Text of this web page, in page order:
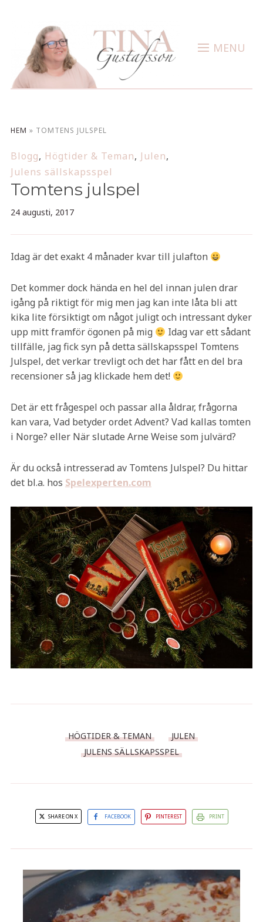
MENU
HEM » TOMTENS JULSPEL
Blogg, Högtider & Teman, Julen,
Julens sällskapsspel
Tomtens julspel
24 augusti, 2017
Idag är det exakt 4 månader kvar till julafton
Det kommer dock hända en hel del innan julen drar
igång på riktigt för mig men jag kan inte låta bli att
kika lite försiktigt om något juligt och intressant dyker
upp mitt framför ögonen på mig
Idag var ett sådant
tillfälle, jag fick syn på detta sällskapsspel Tomtens
Julspel, det verkar trevligt och det har fått en del bra
recensioner så jag klickade hem det!
Det är ett frågespel och passar alla åldrar, frågorna
kan vara, Vad betyder ordet Advent? Vad kallas tomten
i Norge? eller När slutade Arne Weise som julvärd?
Är du också intresserad av Tomtens Julspel? Du hittar
det bl.a. hos Spelexperten.com
HÖGTIDER & TEMAN
JULEN
JULENS SÄLLSKAPSSPEL
SHARE ON X FACEBOOK PINTEREST PRINT